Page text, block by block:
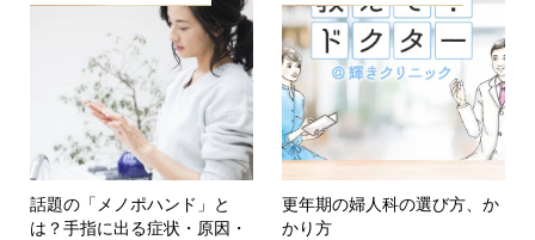
話題の「メノポハンド」と
は？手指に出る症状・原因・
更年期の婦人科の選び方、か
かり方